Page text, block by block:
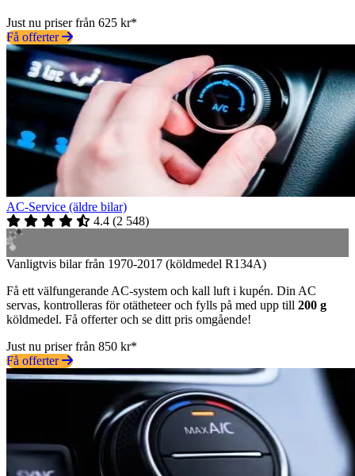
Just nu priser från 625 kr*
Få offerter
AC-Service (äldre bilar)
4.4 (2 548)
Vanligtvis bilar från 1970-2017 (köldmedel R134A)
Få ett välfungerande AC-system och kall luft i kupén. Din AC
servas, kontrolleras för otätheteer och fylls på med upp till 200 g
köldmedel. Få offerter och se ditt pris omgående!
Just nu priser från 850 kr*
Få offerter